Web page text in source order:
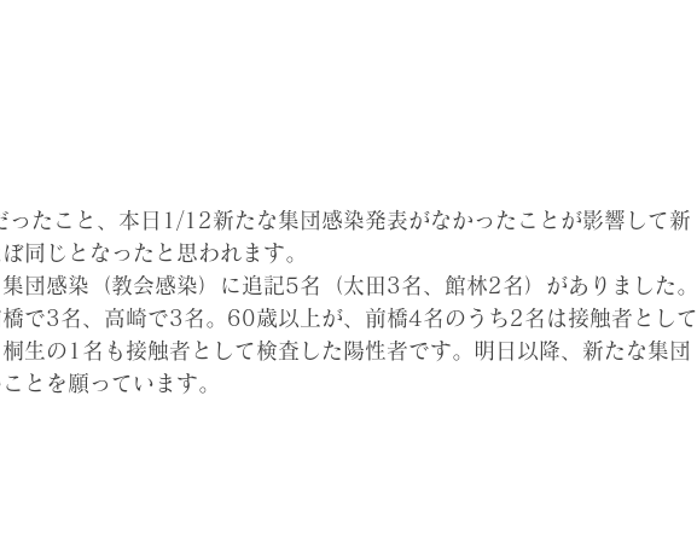
たこと、本日1/12新たな集団感染発表がなかったことが影響して新
同じとなったと思われます。
団感染（教会感染）に追記5名（太田3名、館林2名）がありました。
で3名、高崎で3名。60歳以上が、前橋4名のうち2名は接触者として
生の1名も接触者として検査した陽性者です。明日以降、新たな集団
とを願っています。